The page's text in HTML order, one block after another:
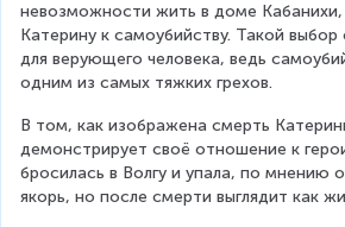
невозможности жить в доме
Катерину к самоубийству. Такой
для верующего человека, ведь
одним из самых тяжких грехов.
В том, как изображена смерть
демонстрирует своё отношение к
бросилась в Волгу и упала, по мнению
якорь, но после смерти выглядит как